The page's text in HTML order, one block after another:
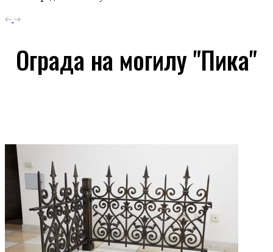
Ограда на могилу "Пика"